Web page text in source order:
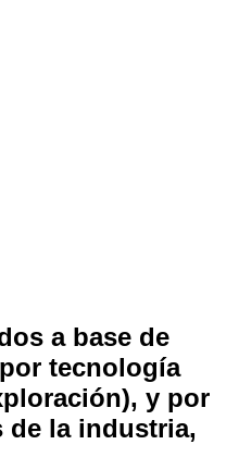
a base de
tecnología
y por
de la industria,